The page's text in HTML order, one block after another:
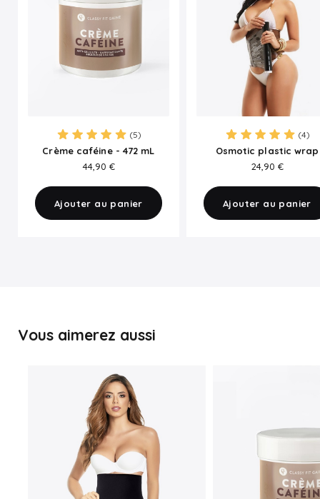
(5)
Crème caféine - 472 mL
PRIX
44,90 €
Ajouter au panier
(4)
Osmotic plastic wrap
PRIX
24,90 €
Ajouter au panier
Vous aimerez aussi